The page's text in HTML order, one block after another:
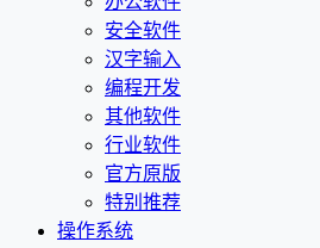
安全软件
汉字输入
编程开发
其他软件
行业软件
官方原版
特别推荐
操作系统